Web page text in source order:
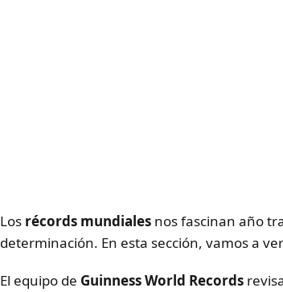
Los récords mundiales nos fascinan año
determinación. En esta sección, vamos a
El equipo de Guinness World Records